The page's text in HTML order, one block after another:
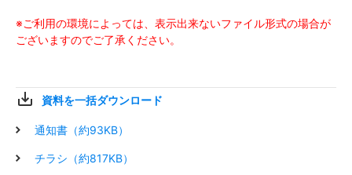
※ご利用の環境によっては、表示出来ないファイル形式の場合が
ございますのでご了承ください。
資料を一括ダウンロード
通知書（約93KB）
チラシ（約817KB）